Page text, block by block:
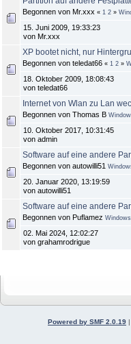
Begonnen von Mr.xxx « 1 2 »
15. Juni 2009, 19:33:23
von Mr.xxx
XP bootet nicht, nur
Begonnen von teledat66 « 1 2 »
18. Oktober 2009, 18:08:43
von teledat66
Internet von Wlan zu Lan
Begonnen von Thomas B
10. Oktober 2017, 10:31:45
von admin
Software auf eine andere
Begonnen von autowilli51
20. Januar 2020, 13:19:59
von autowilli51
Software auf eine andere
Begonnen von Puflamez
02. Mai 2024, 12:02:27
von grahamrodrigue
Powered by SMF 2.0.19